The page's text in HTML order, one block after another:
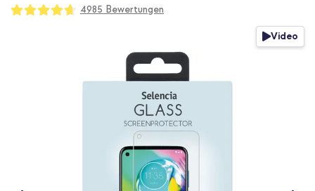
Bewertung:
93
100
4985 Bewertungen
Video